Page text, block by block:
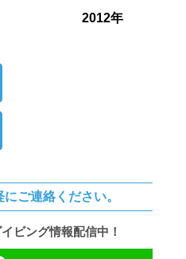
2012年
ご連絡ください。
ビング情報配信中！